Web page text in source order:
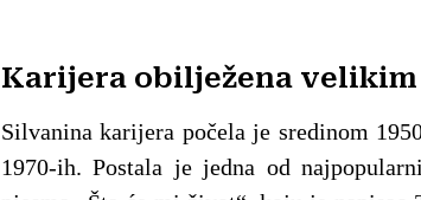
Karijera obilježena
Silvanina karijera počela je sredinom
1970-ih. Postala je jedna od